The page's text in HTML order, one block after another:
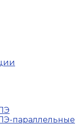
параллельные